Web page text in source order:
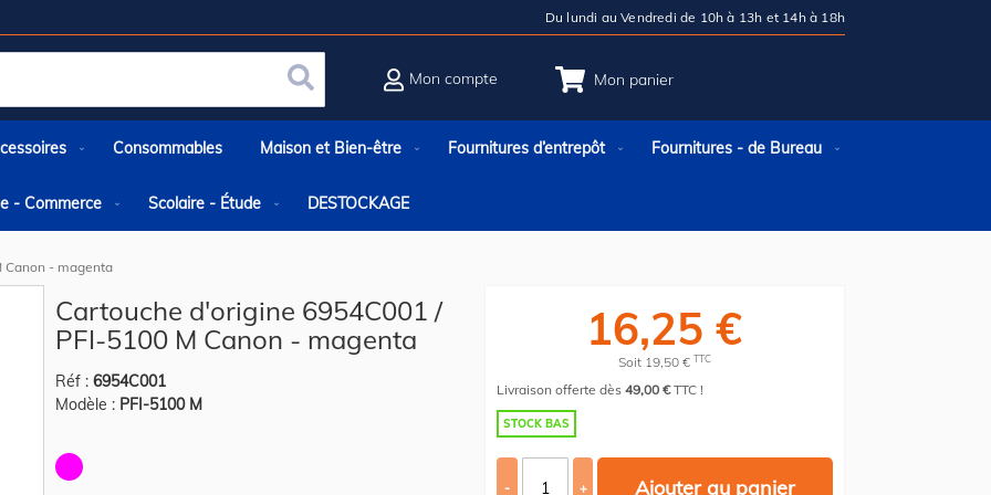
Du lundi au Vendredi de 10h à 13h et 14h à 18h
Mon panier
Rechercher
Mon compte
Consommables Maison et Bien-être Fournitures d’entrepôt Fournitures - de Bureau
- Commerce Scolaire - Étude DESTOCKAGE
Canon - magenta
Cartouche d'origine 6954C001 /
PFI-5100 M Canon - magenta
Réf : 6954C001
Modèle : PFI-5100 M
16,25 €
Soit 19,50 € TTC
Livraison offerte dès49,00 €TTC !
STOCK BAS
- + Ajouter au panier